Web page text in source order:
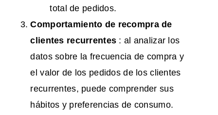
total de pedidos.
Comportamiento de recompra de
clientes recurrentes : al analizar los
datos sobre la frecuencia de compra y
el valor de los pedidos de los clientes
recurrentes, puede comprender sus
hábitos y preferencias de consumo.